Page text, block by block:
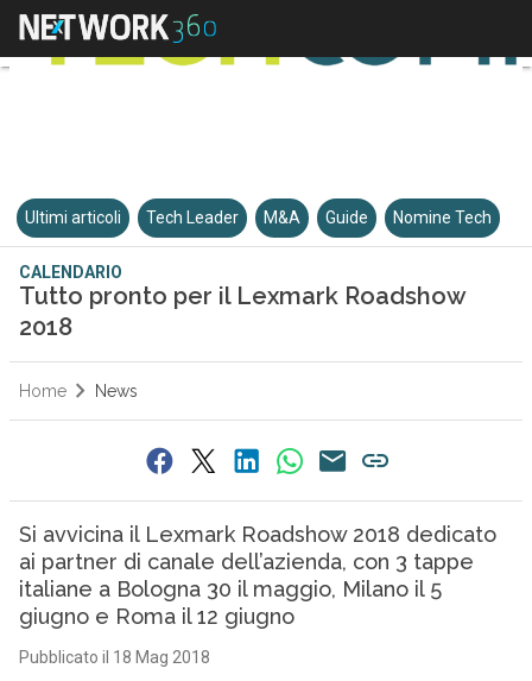
Ultimi articoli Tech Leader M&A Guide Nomine Tech
CALENDARIO
Tutto pronto per il Lexmark Roadshow
2018
Home News
Si avvicina il Lexmark Roadshow 2018 dedicato
ai partner di canale dell’azienda, con 3 tappe
italiane a Bologna 30 il maggio, Milano il 5
giugno e Roma il 12 giugno
Pubblicato il 18 Mag 2018